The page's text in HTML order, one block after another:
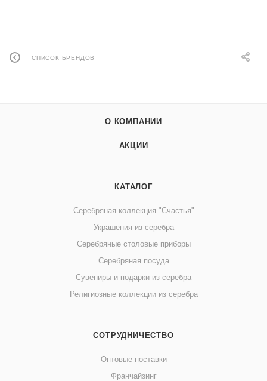
СПИСОК БРЕНДОВ
О КОМПАНИИ
АКЦИИ
КАТАЛОГ
Серебряная коллекция "Счастья"
Украшения из серебра
Серебряные столовые приборы
Серебряная посуда
Сувениры и подарки из серебра
Религиозные коллекции из серебра
СОТРУДНИЧЕСТВО
Оптовые поставки
Франчайзинг